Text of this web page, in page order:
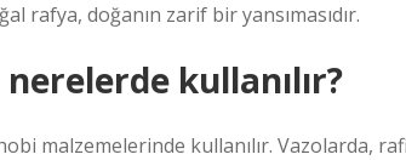
rafya, doğanın zarif bir yansımasıdır.
kullanılır?
malzemelerinde kullanılır. Vazolarda,